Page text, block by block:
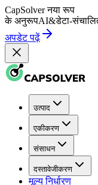
CapSolver नया रूप
के अनुरूपAI&डेटा-
अपडेट पढ़ें
उत्पाद
एकीकरण
संसाधन
दस्तावेजीकरण
मूल्य निर्धारण